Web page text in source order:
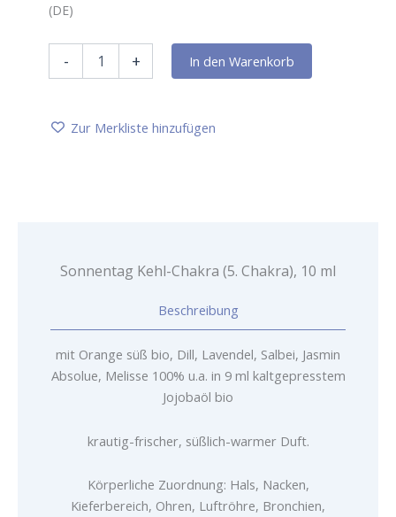
(DE)
-
Kehl-
Chakra),
+ In den Warenkorb
Zur Merkliste hinzufügen
Sonnentag Kehl-Chakra (5. Chakra), 10 ml
Beschreibung
mit Orange süß bio, Dill, Lavendel, Salbei, Jasmin
Absolue, Melisse 100% u.a. in 9 ml kaltgepresstem
Jojobaöl bio
krautig-frischer, süßlich-warmer Duft.
Körperliche Zuordnung: Hals, Nacken,
Kieferbereich, Ohren, Luftröhre, Bronchien,